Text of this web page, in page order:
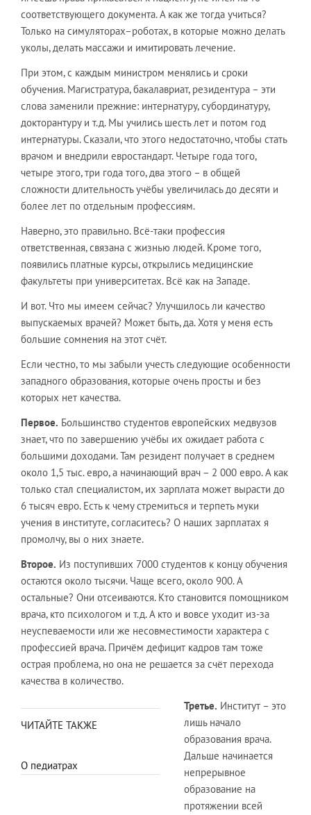
соответствующего документа. А как же тогда учиться?
Только на симуляторах–роботах, в которые можно делать
уколы, делать массажи и имитировать лечение.
При этом, с каждым министром менялись и сроки
обучения. Магистратура, бакалавриат, резидентура – эти
слова заменили прежние: интернатуру, субординатуру,
докторантуру и т.д. Мы учились шесть лет и потом год
интернатуры. Сказали, что этого недостаточно, чтобы стать
врачом и внедрили евростандарт. Четыре года того,
четыре этого, три года того, два этого – в общей
сложности длительность учёбы увеличилась до десяти и
более лет по отдельным профессиям.
Наверно, это правильно. Всё-таки профессия
ответственная, связана с жизнью людей. Кроме того,
появились платные курсы, открылись медицинские
факультеты при университетах. Всё как на Западе.
И вот. Что мы имеем сейчас? Улучшилось ли качество
выпускаемых врачей? Может быть, да. Хотя у меня есть
большие сомнения на этот счёт.
Если честно, то мы забыли учесть следующие особенности
западного образования, которые очень просты и без
которых нет качества.
Первое. Большинство студентов европейских медвузов
знает, что по завершению учёбы их ожидает работа с
большими доходами. Там резидент получает в среднем
около 1,5 тыс. евро, а начинающий врач – 2 000 евро. А как
только стал специалистом, их зарплата может вырасти до
6 тысяч евро. Есть к чему стремиться и терпеть муки
учения в институте, согласитесь? О наших зарплатах я
промолчу, вы о них знаете.
Второе. Из поступивших 7000 студентов к концу обучения
остаются около тысячи. Чаще всего, около 900. А
остальные? Они отсеиваются. Кто становится помощником
врача, кто психологом и т.д. А кто и вовсе уходит из-за
неуспеваемости или же несовместимости характера с
профессией врача. Причём дефицит кадров там тоже
острая проблема, но она не решается за счёт перехода
качества в количество.
ЧИТАЙТЕ ТАКЖЕ
О педиатрах
Третье. Институт – это
лишь начало
образования врача.
Дальше начинается
непрерывное
образование на
протяжении всей